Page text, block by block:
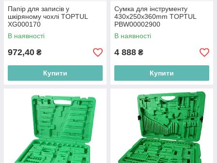
Папір для записів у
шкіряному чохлі TOPTUL
XG000170
В наявності
972,40 ₴
Купити
Сумка для інструменту
430x250x360mm TOPTUL
PBW00002900
В наявності
4 888 ₴
Купити